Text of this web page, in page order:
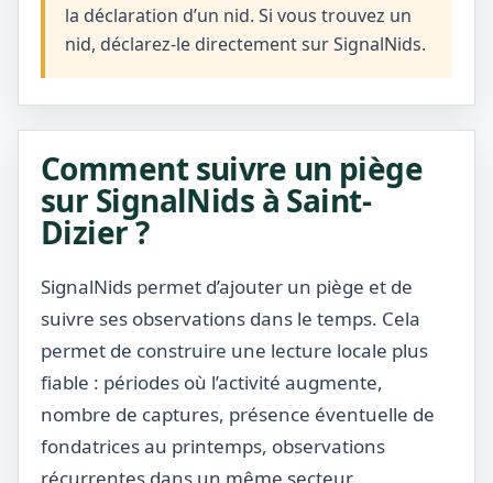
la déclaration d’un nid. Si vous trouvez un
nid, déclarez-le directement sur SignalNids.
Comment suivre un piège
sur SignalNids à Saint-
Dizier ?
SignalNids permet d’ajouter un piège et de
suivre ses observations dans le temps. Cela
permet de construire une lecture locale plus
fiable : périodes où l’activité augmente,
nombre de captures, présence éventuelle de
fondatrices au printemps, observations